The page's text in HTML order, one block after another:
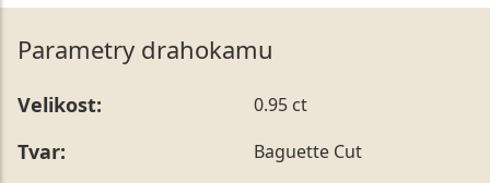
Parametry drahokamu
Velikost: 0.95 ct
Tvar: Baguette Cut